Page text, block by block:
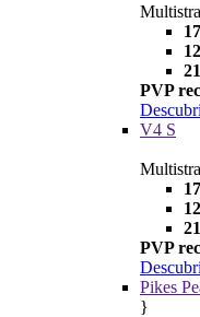
PVP
V4 S
PVP
Pikes
}